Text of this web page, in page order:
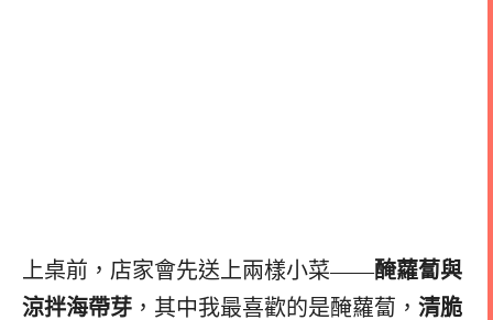
上桌前，店家會先送上兩樣小菜——醃蘿蔔與
涼拌海帶芽 ，其中我最喜歡的是醃蘿蔔， 清脆